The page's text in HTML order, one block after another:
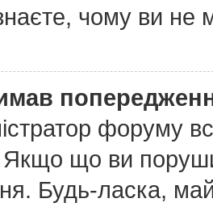
чому ви не
форуму
Якщо що ви
Будь-ласка,